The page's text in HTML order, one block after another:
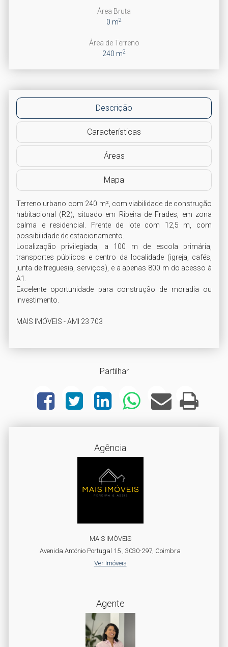
Área Bruta
0 m2
Área de Terreno
240 m2
Partilhar
Agência
MAIS IMÓVEIS
Avenida António Portugal 15 , 3030-297, Coimbra
Ver Imóveis
Agente
Descrição
Características
Áreas
Mapa
Terreno urbano com 240 m², com viabilidade de construção
habitacional (R2), situado em Ribeira de Frades, em zona
calma e residencial. Frente de lote com 12,5 m, com
possibilidade de estacionamento.
Localização privilegiada, a 100 m de escola primária,
transportes públicos e centro da localidade (igreja, cafés,
junta de freguesia, serviços), e a apenas 800 m do acesso à
A1.
Excelente oportunidade para construção de moradia ou
investimento.
MAIS IMÓVEIS - AMI 23 703